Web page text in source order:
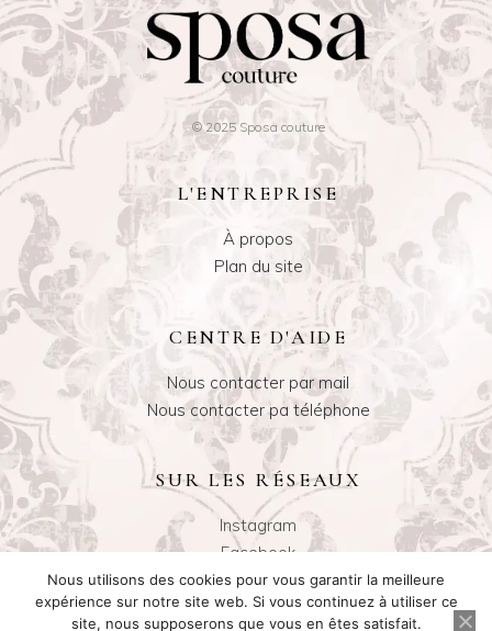
© 2025 Sposa couture
L'ENTREPRISE
À propos
Plan du site
CENTRE D'AIDE
Nous contacter par mail
Nous contacter pa téléphone
SUR LES RÉSEAUX
Instagram
Facebook
Nous utilisons des cookies pour vous garantir la meilleure
expérience sur notre site web. Si vous continuez à utiliser ce
site, nous supposerons que vous en êtes satisfait.